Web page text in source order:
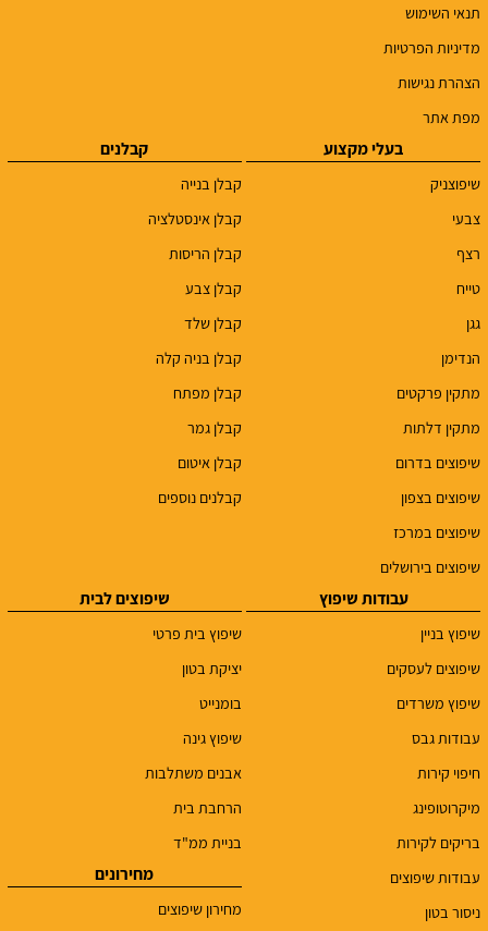
תנאי השימוש
מדיניות הפרטיות
הצהרת נגישות
מפת אתר
בעלי מקצוע
שיפוצניק
צבעי
רצף
טייח
גגן
הנדימן
מתקין פרקטים
מתקין דלתות
שיפוצים בדרום
שיפוצים בצפון
שיפוצים במרכז
שיפוצים בירושלים
קבלנים
קבלן בנייה
קבלן אינסטלציה
קבלן הריסות
קבלן צבע
קבלן שלד
קבלן בניה קלה
קבלן מפתח
קבלן גמר
קבלן איטום
קבלנים נוספים
עבודות שיפוץ
שיפוץ בניין
שיפוצים לעסקים
שיפוץ משרדים
עבודות גבס
חיפוי קירות
מיקרוטופינג
בריקים לקירות
עבודות שיפוצים
ניסור בטון
שיפוצים לבית
שיפוץ בית פרטי
יציקת בטון
בומנייט
שיפוץ גינה
אבנים משתלבות
הרחבת בית
בניית ממ"ד
מחירונים
מחירון שיפוצים